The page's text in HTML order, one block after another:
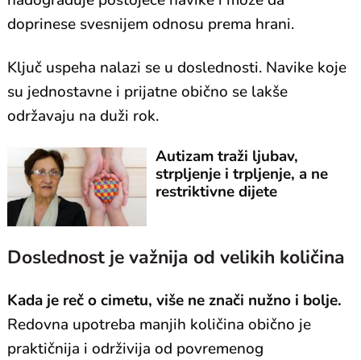
doprinese svesnijem odnosu prema hrani.
Ključ uspeha nalazi se u doslednosti. Navike koje
su jednostavne i prijatne obično se lakše
održavaju na duži rok.
Autizam traži ljubav,
strpljenje i trpljenje, a ne
restriktivne dijete
Doslednost je važnija od velikih količina
Kada je reč o cimetu, više ne znači nužno i bolje.
Redovna upotreba manjih količina obično je
praktičnija i održivija od povremenog